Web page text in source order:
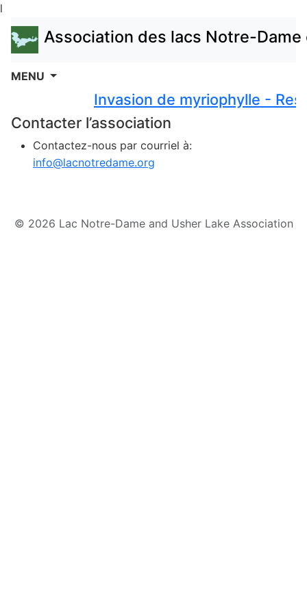
l
Association des lacs Notre-Dame
MENU
Invasion de myriophylle -
Contacter l’association
Contactez-nous par courriel à:
info@lacnotredame.org
© 2026 Lac Notre-Dame and Usher Lake Association